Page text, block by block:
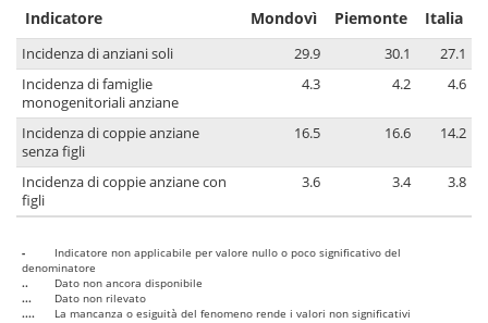
Indicatore Mondovì Piemonte Italia
Incidenza di anziani soli 29.9 30.1
27.1
Incidenza di famiglie
monogenitoriali anziane
4.3 4.2 4.6
Incidenza di coppie anziane
senza figli
16.5 16.6 14.2
Incidenza di coppie anziane con
figli
3.6 3.4 3.8
-
Indicatore non applicabile per valore nullo o poco significativo del
denominatore
..
Dato non ancora disponibile
...
Dato non rilevato
....
La mancanza o esiguità del fenomeno rende i valori non significativi